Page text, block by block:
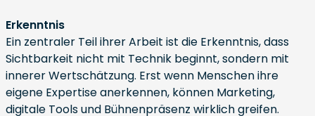
Erkenntnis
Ein zentraler Teil ihrer Arbeit ist die Erkenntnis, dass
Sichtbarkeit nicht mit Technik beginnt, sondern mit
innerer Wertschätzung. Erst wenn Menschen ihre
eigene Expertise anerkennen, können Marketing,
digitale Tools und Bühnenpräsenz wirklich greifen.